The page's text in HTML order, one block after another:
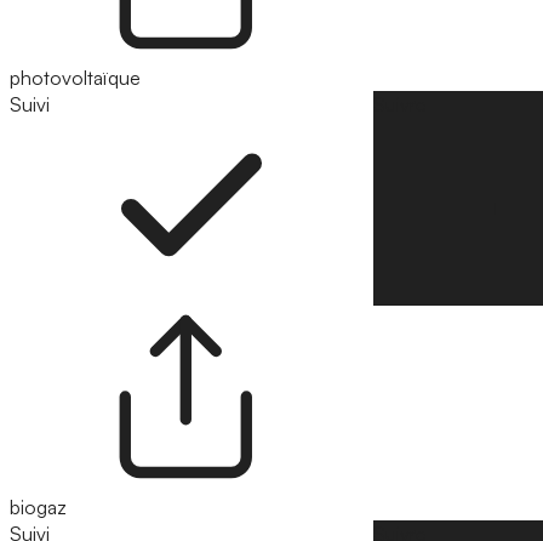
photovoltaïque
Suivi
biogaz
Suivi